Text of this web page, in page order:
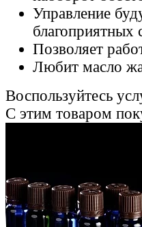
Управление
благоприятных
Позволяет
Любит масло
Воспользуйтесь
С этим товаром